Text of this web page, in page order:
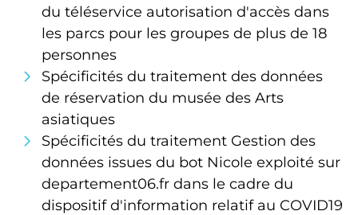
du téléservice autorisation d'accès dans
les parcs pour les groupes de plus de 18
personnes
Spécificités du traitement des données
de réservation du musée des Arts
asiatiques
Spécificités du traitement Gestion des
données issues du bot Nicole exploité sur
departement06.fr dans le cadre du
dispositif d'information relatif au COVID19